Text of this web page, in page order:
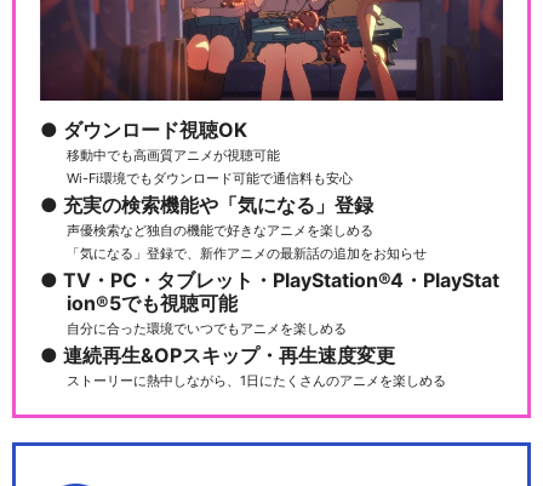
ダウンロード視聴OK
移動中でも高画質アニメが視聴可能
Wi-Fi環境でもダウンロード可能で通信料も安心
充実の検索機能や「気になる」登録
声優検索など独自の機能で好きなアニメを楽しめる
「気になる」登録で、新作アニメの最新話の追加をお知らせ
TV・PC・タブレット・PlayStation®4・PlayStat
ion®5でも視聴可能
自分に合った環境でいつでもアニメを楽しめる
連続再生&OPスキップ・再生速度変更
ストーリーに熱中しながら、1日にたくさんのアニメを楽しめる